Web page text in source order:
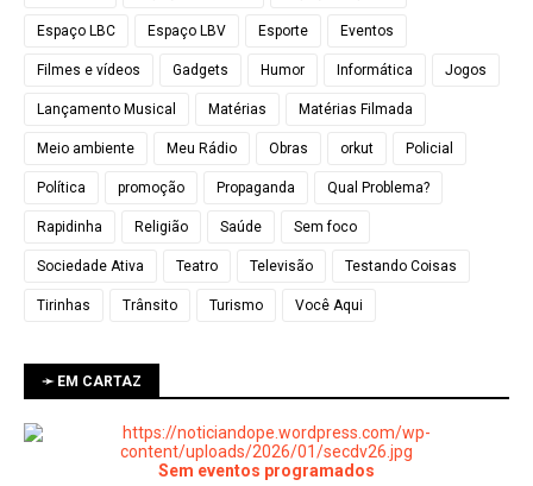
Espaço LBC Espaço LBV Esporte Eventos
Filmes e vídeos Gadgets Humor Informática Jogos
Lançamento Musical Matérias Matérias Filmada
Meio ambiente Meu Rádio Obras orkut Policial
Política promoção Propaganda Qual Problema?
Rapidinha Religião Saúde Sem foco
Sociedade Ativa Teatro Televisão Testando Coisas
Tirinhas Trânsito Turismo Você Aqui
➛ EM CARTAZ
Sem eventos programados